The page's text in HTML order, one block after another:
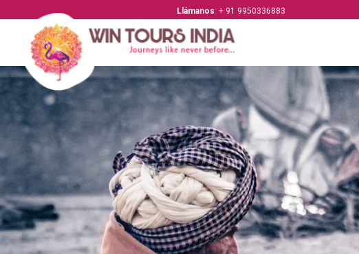
Llámanos: + 91 9950336883